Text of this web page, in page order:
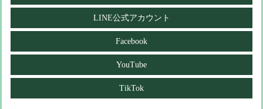
LINE公式アカウント
Facebook
YouTube
TikTok